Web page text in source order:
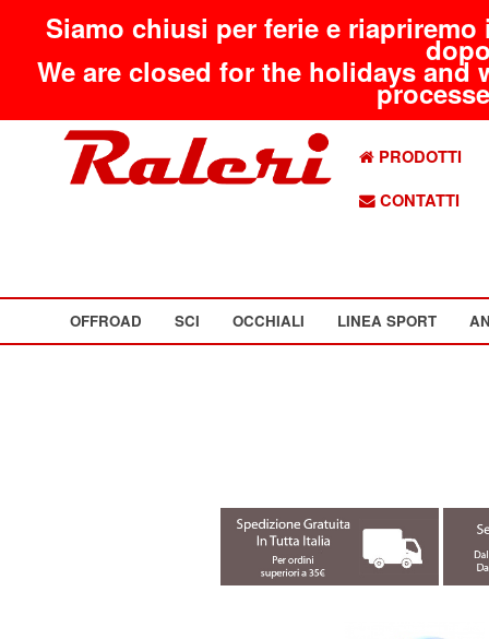
Siamo chiusi per ferie e
We are closed for the holidays
PRODOTTI
CONTATTI
OFFROAD SCI OCCHIALI LINEA SPORT